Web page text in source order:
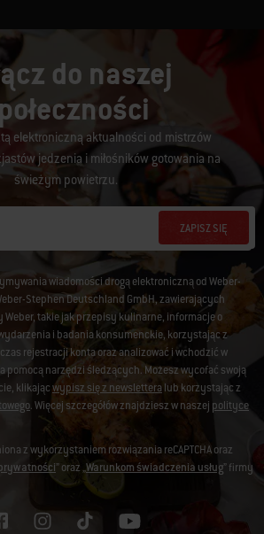
do naszej
elektroniczną aktualności od mistrzów
jedzenia i miłośników gotowania na
świeżym powietrzu.
ZAPISZ SIĘ
wiadomości drogą elektroniczną od Weber-
Stephen Deutschland GmbH, zawierających
takie jak przepisy kulinarne, informacje o
i badania konsumenckie, korzystając z
rejestracji konta oraz analizować i wchodzić w
pomocą narzędzi śledzących. Możesz wycofać swoją
klikającwypisz się z newslettera lub korzystając z
. Więcej szczegółów znajdziesz w naszej polityce
z wykorzystaniem rozwiązania reCAPTCHA oraz
” oraz „Warunkom świadczenia usług” firmy